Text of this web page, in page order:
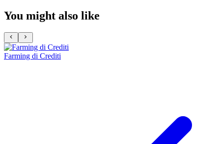
You might also like
Farming di Crediti